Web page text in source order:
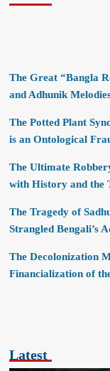
The Great “Bangla
and Adhunik
The Potted Plant
is an Ontological
The Ultimate
with History and the
The Tragedy of
Strangled Bengali’s
The Decolonization
Financialization of
Latest